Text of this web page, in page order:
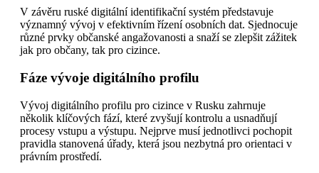
V závěru ruské digitální identifikační systém představuje
významný vývoj v efektivním řízení osobních dat. Sjednocuje
různé prvky občanské angažovanosti a snaží se zlepšit zážitek
jak pro občany, tak pro cizince.
Fáze vývoje digitálního profilu
Vývoj digitálního profilu pro cizince v Rusku zahrnuje
několik klíčových fází, které zvyšují kontrolu a usnadňují
procesy vstupu a výstupu. Nejprve musí jednotlivci pochopit
pravidla stanovená úřady, která jsou nezbytná pro orientaci v
právním prostředí.